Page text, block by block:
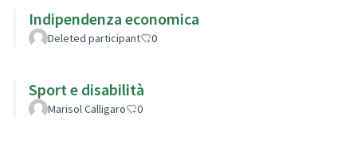
Indipendenza economica
Deleted participant 0
Sport e disabilità
Marisol Calligaro 0